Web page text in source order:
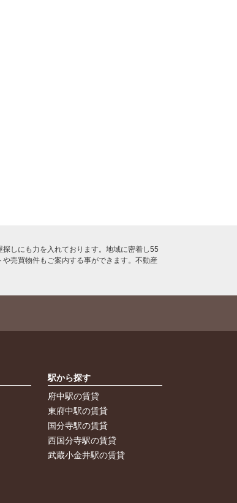
しにも力を入れております。地域に密着し55
売買物件もご案内する事ができます。不動産
駅から探す
府中駅の賃貸
東府中駅の賃貸
国分寺駅の賃貸
西国分寺駅の賃貸
武蔵小金井駅の賃貸